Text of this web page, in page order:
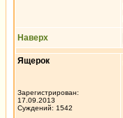
Наверх
Ящерок
Зарегистрирован:
17.09.2013
Суждений: 1542